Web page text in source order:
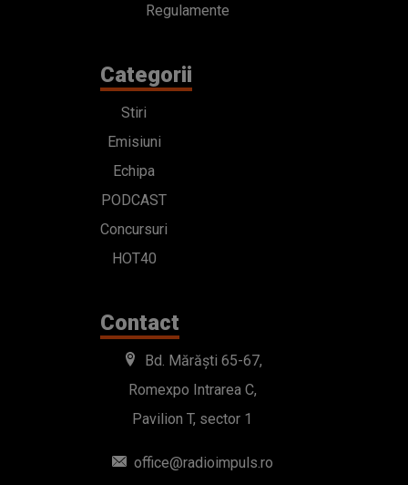
Regulamente
Categorii
Stiri
Emisiuni
Echipa
PODCAST
Concursuri
HOT40
Contact
Bd. Mărăști 65-67,
Romexpo Intrarea C,
Pavilion T, sector 1
office@radioimpuls.ro